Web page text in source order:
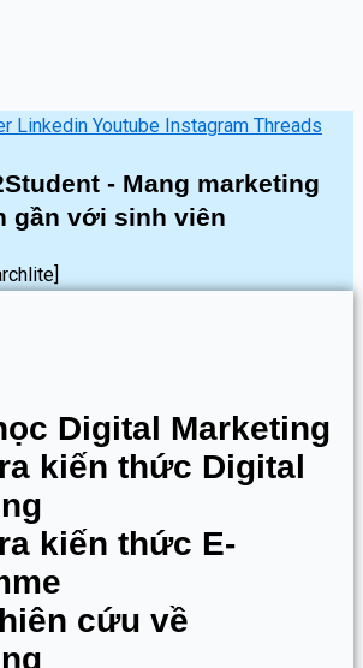
Linkedin Youtube Instagram Threads
- Mang marketing
gần với sinh viên
Digital Marketing
kiến thức Digital
kiến thức E-
cứu về